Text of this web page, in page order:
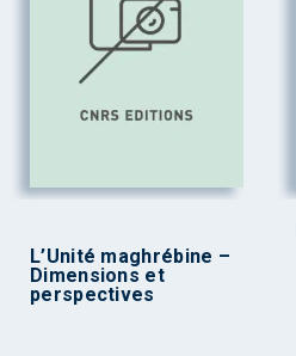
L’Unité maghrébine –
Dimensions et
perspectives